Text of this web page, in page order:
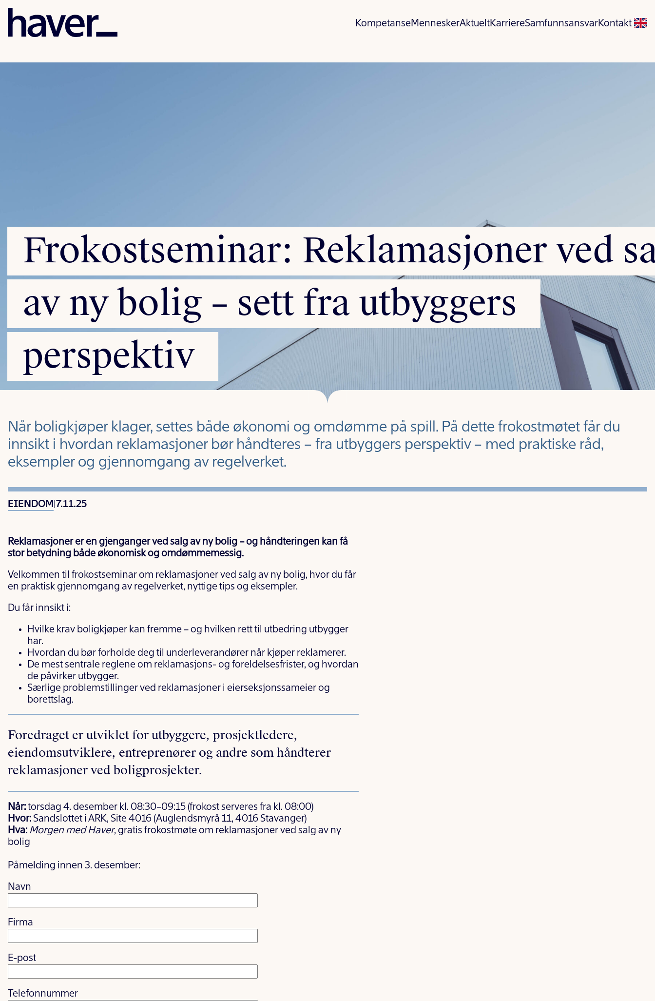
KompetanseMenneskerAktueltKarriereSamfunnsansvarKontakt
Frokostseminar: Reklamasjoner ved
av ny bolig – sett fra utbyggers
perspektiv
Når boligkjøper klager, settes både økonomi og omdømme på spill. På dette frokostmøtet får du
innsikt i hvordan reklamasjoner bør håndteres – fra utbyggers perspektiv – med praktiske råd,
eksempler og gjennomgang av regelverket.
EIENDOM 7.11.25
Reklamasjoner er en gjenganger ved salg av ny bolig – og håndteringen kan få
stor betydning både økonomisk og omdømmemessig.
Velkommen til frokostseminar om reklamasjoner ved salg av ny bolig, hvor du får
en praktisk gjennomgang av regelverket, nyttige tips og eksempler.
Du får innsikt i:
Hvilke krav boligkjøper kan fremme – og hvilken rett til utbedring utbygger
har.
Hvordan du bør forholde deg til underleverandører når kjøper reklamerer.
De mest sentrale reglene om reklamasjons- og foreldelsesfrister, og hvordan
de påvirker utbygger.
Særlige problemstillinger ved reklamasjoner i eierseksjonssameier og
borettslag.
Foredraget er utviklet for utbyggere, prosjektledere,
eiendomsutviklere, entreprenører og andre som håndterer
reklamasjoner ved boligprosjekter.
Når: torsdag 4. desember kl. 08:30–09:15 (frokost serveres fra kl. 08:00)
Hvor: Sandslottet i ARK, Site 4016 (Auglendsmyrå 11, 4016 Stavanger)
Hva: Morgen med Haver, gratis frokostmøte om reklamasjoner ved salg av ny
bolig
Påmelding innen 3. desember:
Navn
Firma
E-post
Telefonnummer